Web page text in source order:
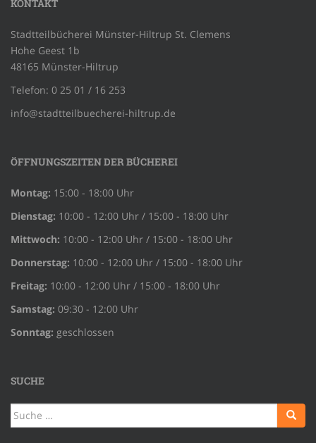
KONTAKT
Stadtteilbücherei Münster-Hiltrup St. Clemens
Hohe Geest 1b
48165 Münster-Hiltrup
Telefon: 0 25 01 / 16 253
info@stadtteilbuecherei-hiltrup.de
ÖFFNUNGSZEITEN DER BÜCHEREI
Montag: 15:00 - 18:00 Uhr
Dienstag: 10:00 - 12:00 Uhr / 15:00 - 18:00 Uhr
Mittwoch: 10:00 - 12:00 Uhr / 15:00 - 18:00 Uhr
Donnerstag: 10:00 - 12:00 Uhr / 15:00 - 18:00 Uhr
Freitag: 10:00 - 12:00 Uhr / 15:00 - 18:00 Uhr
Samstag: 09:30 - 12:00 Uhr
Sonntag: geschlossen
SUCHE
Suche
nach: